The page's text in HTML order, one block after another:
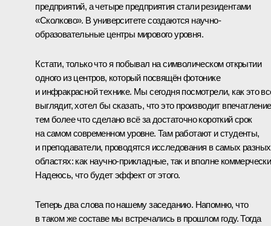
предприятий, а четыре предприятия стали резидентами
«Сколково». В университете создаются научно-
образовательные центры мирового уровня.
Кстати, только что я побывал на символическом открытии
одного из центров, который посвящён фотонике
и инфракрасной технике. Мы сегодня посмотрели, как это
выглядит, хотел бы сказать, что это производит
тем более что сделано всё за достаточно короткий срок
на самом современном уровне. Там работают и студенты,
и преподаватели, проводятся исследования в самых разных
областях: как научно-прикладные, так и вполне
Надеюсь, что будет эффект от этого.
Теперь два слова по нашему заседанию. Напомню, что
в таком же составе мы встречались в прошлом году. Тогда